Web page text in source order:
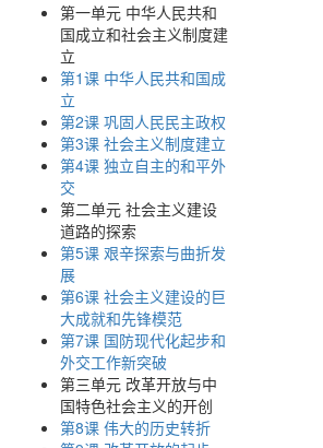
第一单元 中华人民共和
国成立和社会主义制度建
立
第1课 中华人民共和国成
立
第2课 巩固人民民主政权
第3课 社会主义制度建立
第4课 独立自主的和平外
交
第二单元 社会主义建设
道路的探索
第5课 艰辛探索与曲折发
展
第6课 社会主义建设的巨
大成就和先锋模范
第7课 国防现代化起步和
外交工作新突破
第三单元 改革开放与中
国特色社会主义的开创
第8课 伟大的历史转折